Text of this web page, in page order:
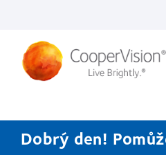
obsahu
Dobrý den!